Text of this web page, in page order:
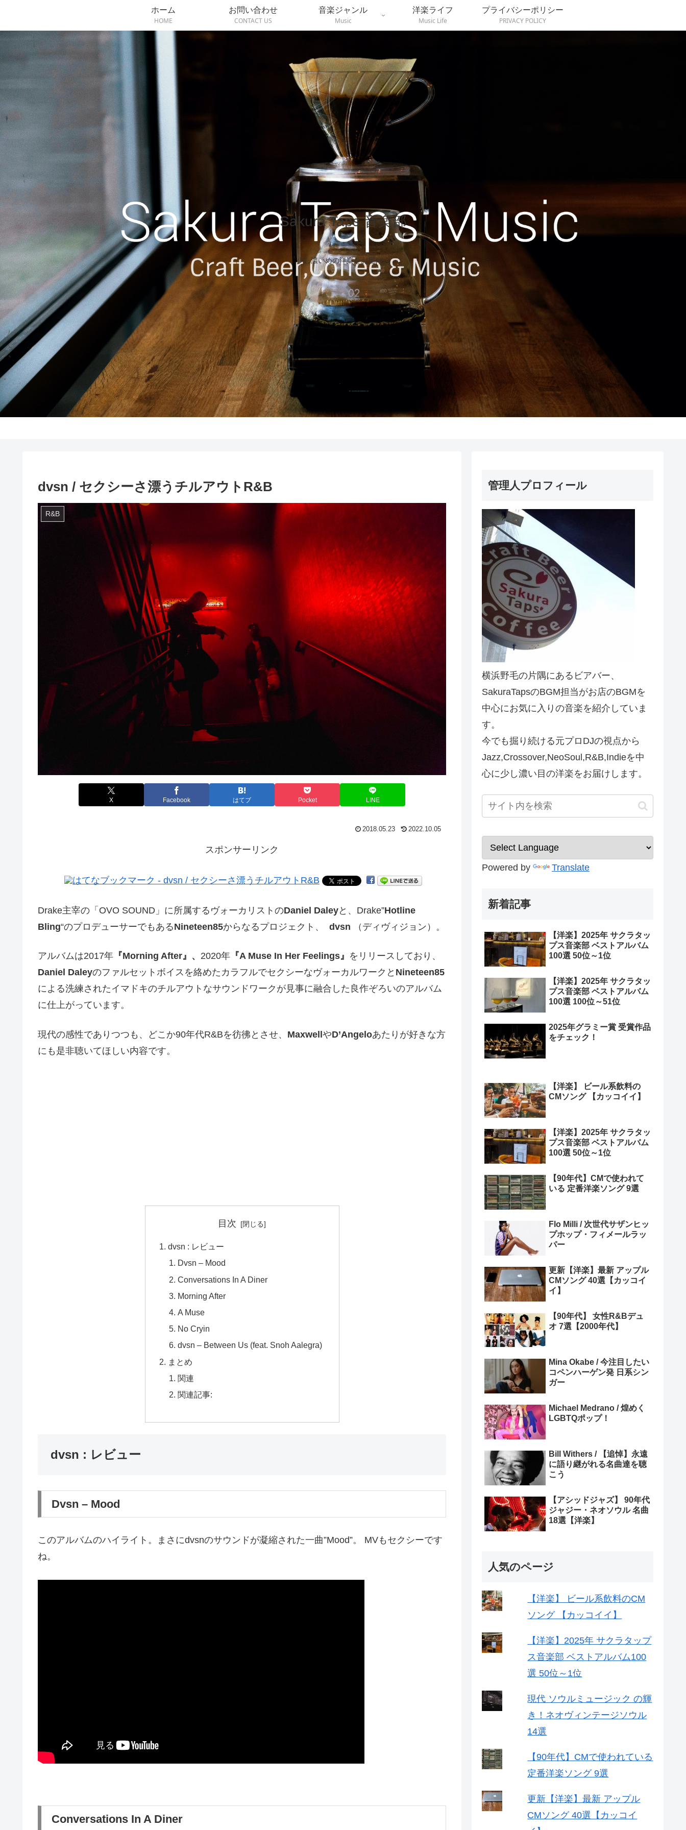
Sakura Taps 音楽部
少し濃いめの洋楽をお届け…
ホーム
HOME
お問い合わせ
CONTACT US
音楽ジャンル
Music
洋楽ライフ
Music Life
プライバシーポリシー
PRIVACY POLICY
dvsn / セクシーさ漂うチルアウトR&B
R&B
X Facebook はてブ Pocket LINE
2018.05.23 2022.10.05
スポンサーリンク
Drake主宰の「OVO SOUND」に所属するヴォーカリストのDaniel Daleyと、Drake”Hotline
Bling“のプロデューサーでもあるNineteen85からなるプロジェクト、 dvsn （ディヴィジョン）。
アルバムは2017年 『Morning After』、 2020年 『A Muse In Her Feelings』 をリリースしており、
Daniel Daleyのファルセットボイスを絡めたカラフルでセクシーなヴォーカルワークと Nineteen85
による洗練されたイマドキのチルアウトなサウンドワークが見事に融合した良作ぞろいのアルバム
に仕上がっています。
現代の感性でありつつも、どこか90年代R&Bを彷彿とさせ、 MaxwellやD’Angeloあたりが好きな方
にも是非聴いてほしい内容です。
目次
dvsn : レビュー
Dvsn – Mood
Conversations In A Diner
Morning After
A Muse
No Cryin
dvsn – Between Us (feat. Snoh Aalegra)
まとめ
関連
関連記事:
dvsn : レビュー
Dvsn – Mood
このアルバムのハイライト。まさにdvsnのサウンドが凝縮された一曲”Mood”。 MVもセクシーです
ね。
Conversations In A Diner
管理人プロフィール
横浜野毛の片隅にあるビアバー、
SakuraTapsのBGM担当がお店のBGMを
中心にお気に入りの音楽を紹介していま
す。
今でも掘り続ける元プロDJの視点から
Jazz,Crossover,NeoSoul,R&B,Indieを中
心に少し濃い目の洋楽をお届けします。
Powered by Translate
新着記事
【洋楽】2025年 サクラタッ
プス音楽部 ベストアルバム
100選 50位～1位
【洋楽】2025年 サクラタッ
プス音楽部 ベストアルバム
100選 100位～51位
2025年グラミー賞 受賞作品
をチェック！
【洋楽】 ビール系飲料の
CMソング 【カッコイイ】
【洋楽】2025年 サクラタッ
プス音楽部 ベストアルバム
100選 50位～1位
【90年代】CMで使われて
いる 定番洋楽ソング 9選
Flo Milli / 次世代サザンヒッ
プホップ・フィメールラッ
パー
更新【洋楽】最新 アップル
CMソング 40選【カッコイ
イ】
【90年代】 女性R&Bデュ
オ 7選【2000年代】
Mina Okabe / 今注目したい
コペンハーゲン発 日系シン
ガー
Michael Medrano / 煌めく
LGBTQポップ！
Bill Withers / 【追悼】永遠
に語り継がれる名曲達を聴
こう
【アシッドジャズ】 90年代
ジャジー・ネオソウル 名曲
18選【洋楽】
人気のページ
【洋楽】 ビール系飲料のCM
ソング 【カッコイイ】
【洋楽】2025年 サクラタップ
ス音楽部 ベストアルバム100
選 50位～1位
現代 ソウルミュージック の輝
き！ネオヴィンテージソウル
14選
【90年代】CMで使われている
定番洋楽ソング 9選
更新【洋楽】最新 アップル
CMソング 40選【カッコイ